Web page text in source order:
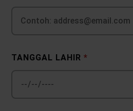
TANGGAL LAHIR *